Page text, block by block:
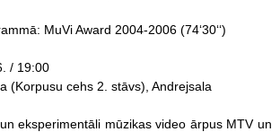
MuVi Award 2004-2006 (74‘30‘‘)
/ 19:00
(Korpusu cehs 2. stāvs), Andrejsala
eksperimentāli mūzikas video ārpus MTV un